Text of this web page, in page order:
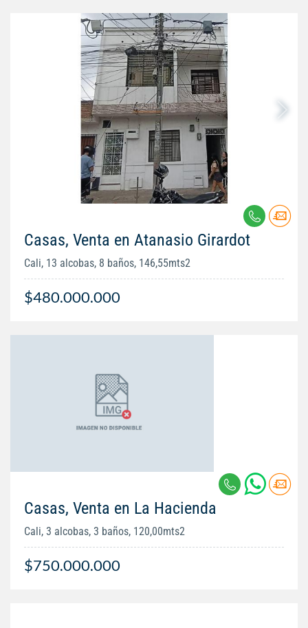
Casas, Venta en Atanasio Girardot
Cali, 13 alcobas, 8 baños, 146,55mts2
$480.000.000
Casas, Venta en La Hacienda
Cali, 3 alcobas, 3 baños, 120,00mts2
$750.000.000